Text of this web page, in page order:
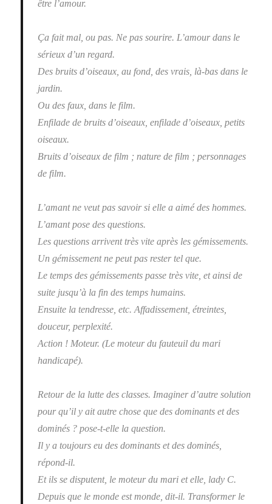
être l’amour.
Ça fait mal, ou pas. Ne pas sourire. L’amour dans le
sérieux d’un regard.
Des bruits d’oiseaux, au fond, des vrais, là-bas dans le
jardin.
Ou des faux, dans le film.
Enfilade de bruits d’oiseaux, enfilade d’oiseaux, petits
oiseaux.
Bruits d’oiseaux de film ; nature de film ; personnages
de film.
L’amant ne veut pas savoir si elle a aimé des hommes.
L’amant pose des questions.
Les questions arrivent très vite après les gémissements.
Un gémissement ne peut pas rester tel que.
Le temps des gémissements passe très vite, et ainsi de
suite jusqu’à la fin des temps humains.
Ensuite la tendresse, etc. Affadissement, étreintes,
douceur, perplexité.
Action ! Moteur. (Le moteur du fauteuil du mari
handicapé).
Retour de la lutte des classes. Imaginer d’autre solution
pour qu’il y ait autre chose que des dominants et des
dominés ? pose-t-elle la question.
Il y a toujours eu des dominants et des dominés,
répond-il.
Et ils se disputent, le moteur du mari et elle, lady C.
Depuis que le monde est monde, dit-il. Transformer le